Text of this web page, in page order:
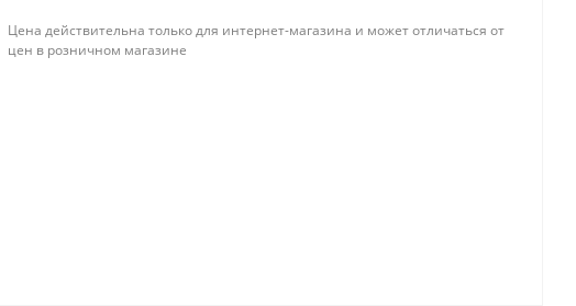
Цена действительна только для интернет-магазина и может отличаться от
цен в розничном магазине